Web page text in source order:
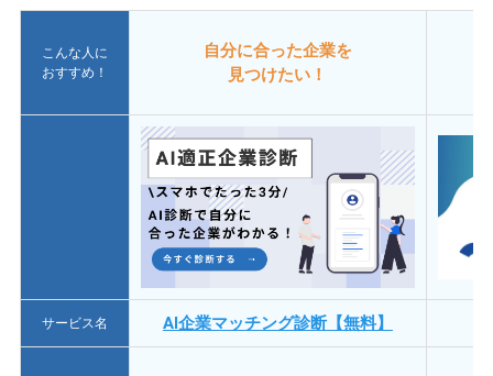
こんな人に
おすすめ！
自分に合った企業を
見つけたい！
サービス名 AI企業マッチング診断【無料】